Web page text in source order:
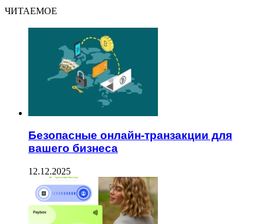
ЧИТАЕМОЕ
Безопасные онлайн-транзакции для
вашего бизнеса
12.12.2025